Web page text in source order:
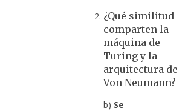
¿Qué similitud
comparten la
máquina de
Turing y la
arquitectura de
Von Neumann?
b) Se